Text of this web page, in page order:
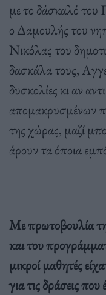
με το δάσκαλό του
ο Δαμουλής του
Νικόλας του
δασκάλα τους,
δυσκολίες κι αν
απομακρυσμένων
της χώρας, μαζί
άρουν τα όποια
Με πρωτοβουλία
και του
μικροί μαθητές
για τις δράσεις